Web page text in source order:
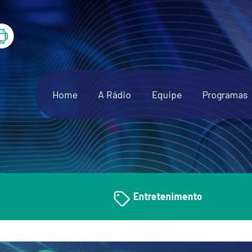
Home A Rádio Equipe Programas
Entretenimento